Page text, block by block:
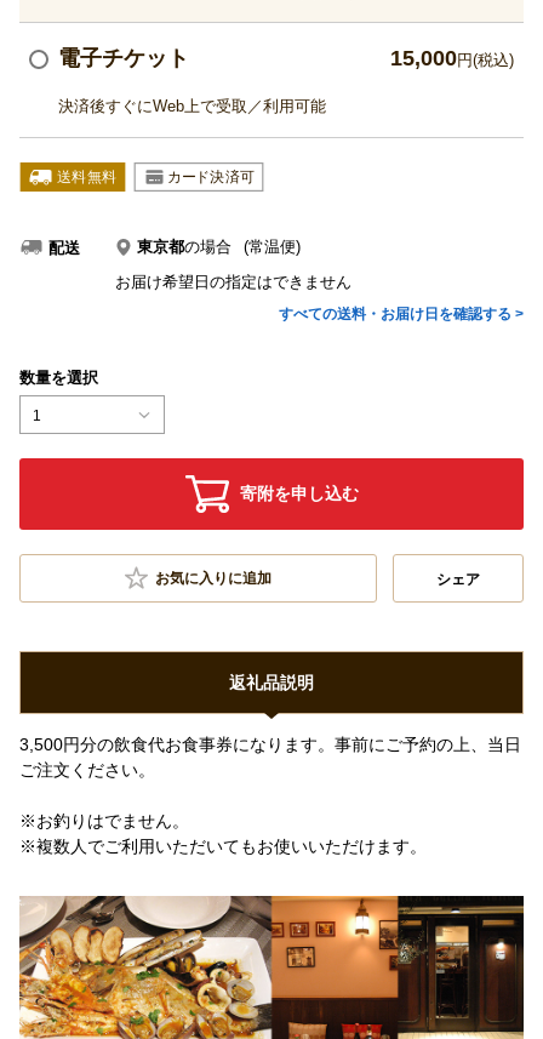
電子チケット 15,000円(税込)
決済後すぐにWeb上で受取／利用可能
配送 東京都の場合
(常温便)
お届け希望日の指定はできません
すべての送料・お届け日を確認する >
数量を選択
1
寄附を申し込む
お気に入りに追加 シェア
返礼品説明
3,500円分の飲食代お食事券になります。事前にご予約の上、当日
ご注文ください。
※お釣りはでません。
※複数人でご利用いただいてもお使いいただけます。